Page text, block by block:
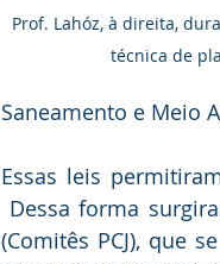
Prof. Lahóz, à direita,
técnica de
Saneamento e Meio
Essas leis
Dessa forma
(Comitês PCJ), que